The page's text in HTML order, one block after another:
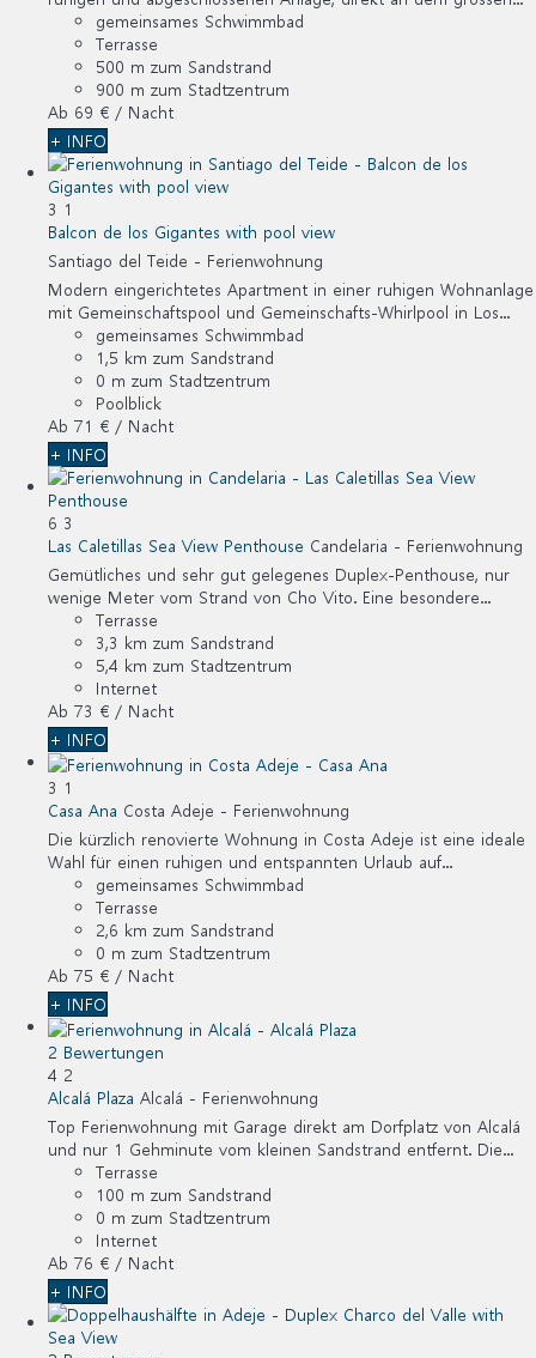
gemeinsames Schwimmbad
Terrasse
500 m zum Sandstrand
900 m zum Stadtzentrum
Ab 69 € / Nacht
+ INFO
3 1
Balcon de los Gigantes with pool view
Santiago del Teide - Ferienwohnung
Modern eingerichtetes Apartment in einer ruhigen Wohnanlage
mit Gemeinschaftspool und Gemeinschafts-Whirlpool in Los...
gemeinsames Schwimmbad
1,5 km zum Sandstrand
0 m zum Stadtzentrum
Poolblick
Ab 71 € / Nacht
+ INFO
6 3
Las Caletillas Sea View Penthouse Candelaria - Ferienwohnung
Gemütliches und sehr gut gelegenes Duplex-Penthouse, nur
wenige Meter vom Strand von Cho Vito. Eine besondere...
Terrasse
3,3 km zum Sandstrand
5,4 km zum Stadtzentrum
Internet
Ab 73 € / Nacht
+ INFO
3 1
Casa Ana Costa Adeje - Ferienwohnung
Die kürzlich renovierte Wohnung in Costa Adeje ist eine ideale
Wahl für einen ruhigen und entspannten Urlaub auf...
gemeinsames Schwimmbad
Terrasse
2,6 km zum Sandstrand
0 m zum Stadtzentrum
Ab 75 € / Nacht
+ INFO
2 Bewertungen
4 2
Alcalá Plaza Alcalá - Ferienwohnung
Top Ferienwohnung mit Garage direkt am Dorfplatz von Alcalá
und nur 1 Gehminute vom kleinen Sandstrand entfernt. Die...
Terrasse
100 m zum Sandstrand
0 m zum Stadtzentrum
Internet
Ab 76 € / Nacht
+ INFO